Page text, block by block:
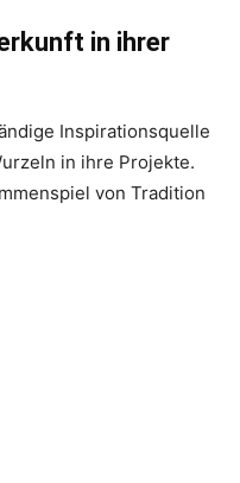
in ihrer
Inspirationsquelle
in ihre Projekte.
von Tradition